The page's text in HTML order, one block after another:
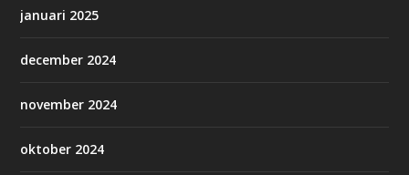
januari 2025
december 2024
november 2024
oktober 2024